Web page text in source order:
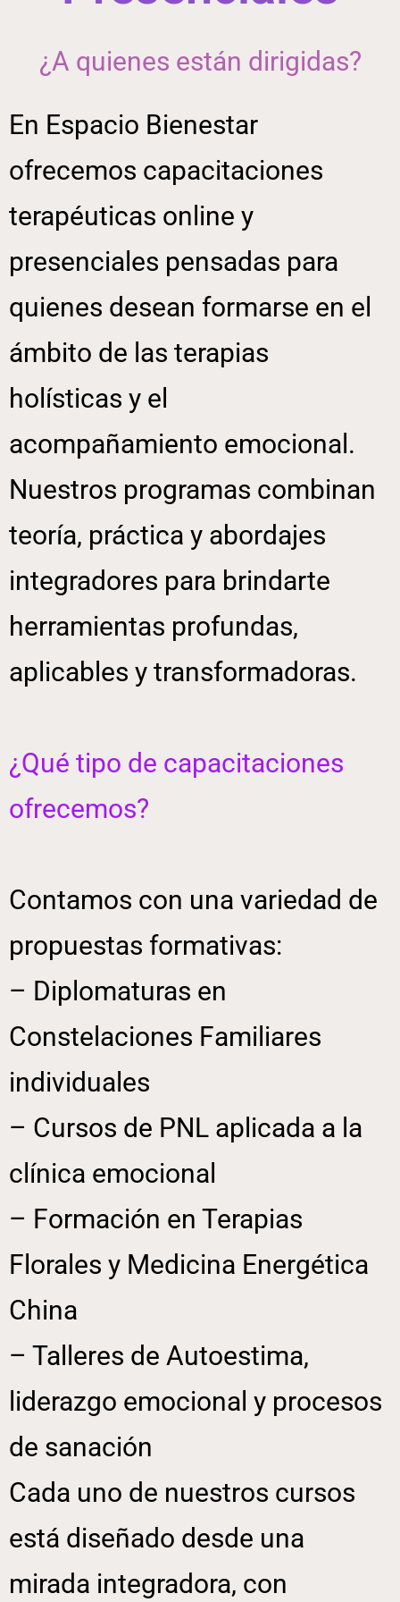
¿A quienes están dirigidas?
En Espacio Bienestar
ofrecemos capacitaciones
terapéuticas online y
presenciales pensadas para
quienes desean formarse en el
ámbito de las terapias
holísticas y el
acompañamiento emocional.
Nuestros programas combinan
teoría, práctica y abordajes
integradores para brindarte
herramientas profundas,
aplicables y transformadoras.
¿Qué tipo de capacitaciones
ofrecemos?
Contamos con una variedad de
propuestas formativas:
– Diplomaturas en
Constelaciones Familiares
individuales
– Cursos de PNL aplicada a la
clínica emocional
– Formación en Terapias
Florales y Medicina Energética
China
– Talleres de Autoestima,
liderazgo emocional y procesos
de sanación
Cada uno de nuestros cursos
está diseñado desde una
mirada integradora, con